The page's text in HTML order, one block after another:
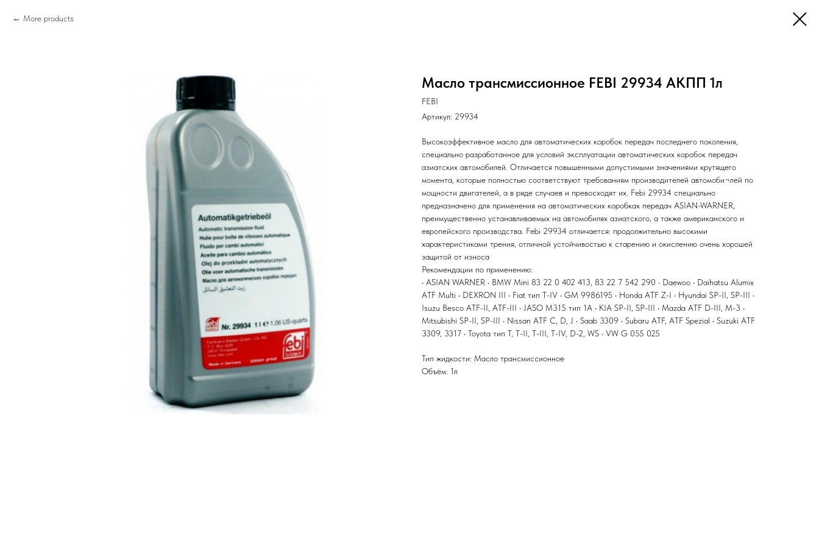
More products
Масло трансмиссионное FEBI 29934 АКПП 1л
FEBI
Артикул: 29934
Высокоэффективное масло для автоматических коробок передач последнего поколения,
специально разработанное для условий эксплуатации автоматических коробок передач
азиатских автомобилей. Отличается повышенными допустимыми значениями крутящего
момента, которые полностью соответствуют требованиям производителей автомоби¬лей по
мощности двигателей, а в ряде случаев и превосходят их. Febi 29934 специально
предназначено для применения на автоматических коробках передач ASIAN-WARNER,
преимущественно устанавливаемых на автомобилях азиатского, а также американского и
европейского производства. Febi 29934 отличается: продолжительно высокими
характеристиками трения, отличной устойчивостью к старению и окислению очень хорошей
защитой от износа
Рекомендации по применению:
• ASIAN WARNER • BMW Mini 83 22 0 402 413, 83 22 7 542 290 • Daewoo • Daihatsu Alumix
ATF Multi • DEXRON III • Fiat тип T-IV • GM 9986195 • Honda ATF Z-I • Hyundai SP-II, SP-III •
Isuzu Besco ATF-II, ATF-III • JASO M315 тип 1A • KIA SP-II, SP-III • Mazda ATF D-III, M-3 •
Mitsubishi SP-II, SP-III • Nissan ATF C, D, J • Saab 3309 • Subaru ATF, ATF Spezial • Suzuki ATF
3309, 3317 • Toyota тип T, T-II, T-III, T-IV, D-2, WS • VW G 055 025
Тип жидкости: Масло трансмиссионное
Объём: 1л